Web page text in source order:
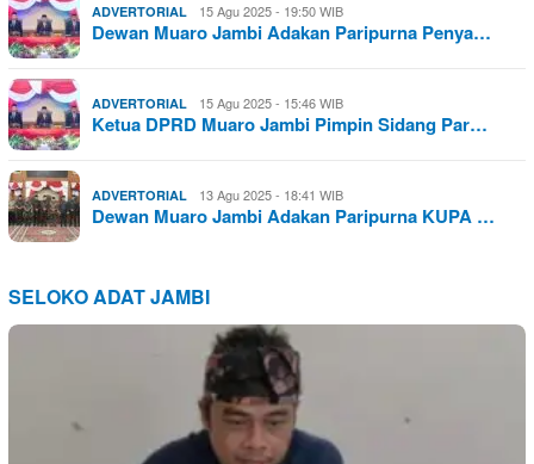
ADVERTORIAL 15 Agu 2025 - 19:50 WIB
Dewan Muaro Jambi Adakan Paripurna Penya…
ADVERTORIAL 15 Agu 2025 - 15:46 WIB
Ketua DPRD Muaro Jambi Pimpin Sidang Par…
ADVERTORIAL 13 Agu 2025 - 18:41 WIB
Dewan Muaro Jambi Adakan Paripurna KUPA …
SELOKO ADAT JAMBI